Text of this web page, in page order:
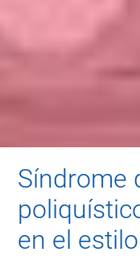
Síndrome
en el